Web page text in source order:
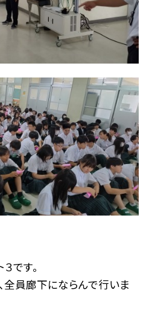
です。
全員廊下にならんで行いま